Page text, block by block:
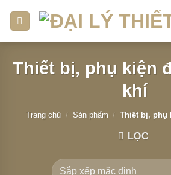
Thiết bị, phụ kiện
khí
Trang chủ / Sản phẩm / Thiết bị, phụ
LỌC